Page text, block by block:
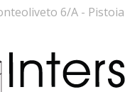
6/A -